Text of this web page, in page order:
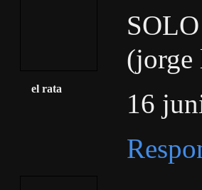
el rata
(jorge
16